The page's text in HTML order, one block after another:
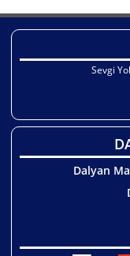
Sevgi
Dalyan